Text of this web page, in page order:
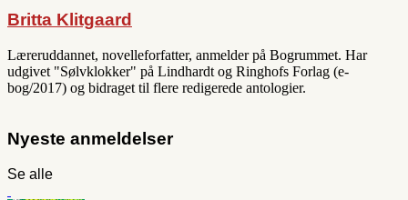
Britta Klitgaard
Læreruddannet, novelleforfatter, anmelder på Bogrummet. Har
udgivet "Sølvklokker" på Lindhardt og Ringhofs Forlag (e-
bog/2017) og bidraget til flere redigerede antologier.
Nyeste anmeldelser
Se alle